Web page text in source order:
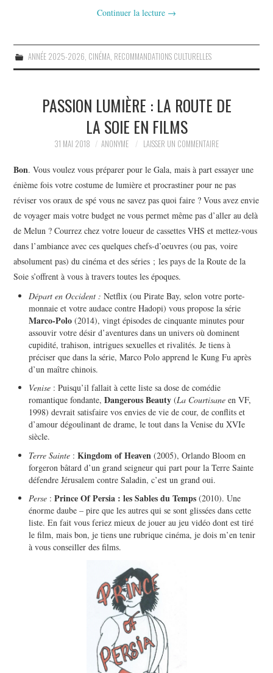
Continuer la lecture →
ANNÉE 2025-2026, CINÉMA, RECOMMANDATIONS CULTURELLES
PASSION LUMIÈRE : LA ROUTE DE
LA SOIE EN FILMS
31 MAI 2018 ANONYME LAISSER UN COMMENTAIRE
Bon. Vous voulez vous préparer pour le Gala, mais à part essayer une
énième fois votre costume de lumière et procrastiner pour ne pas
réviser vos oraux de spé vous ne savez pas quoi faire ? Vous avez envie
de voyager mais votre budget ne vous permet même pas d’aller au delà
de Melun ? Courrez chez votre loueur de cassettes VHS et mettez-vous
dans l’ambiance avec ces quelques chefs-d’oeuvres (ou pas, voire
absolument pas) du cinéma et des séries ; les pays de la Route de la
Soie s’offrent à vous à travers toutes les époques.
Départ en Occident : Netflix (ou Pirate Bay, selon votre porte-
monnaie et votre audace contre Hadopi) vous propose la série
Marco-Polo (2014), vingt épisodes de cinquante minutes pour
assouvir votre désir d’aventures dans un univers où dominent
cupidité, trahison, intrigues sexuelles et rivalités. Je tiens à
préciser que dans la série, Marco Polo apprend le Kung Fu après
d’un maître chinois.
Venise : Puisqu’il fallait à cette liste sa dose de comédie
romantique fondante,Dangerous Beauty(La Courtisane en VF,
1998) devrait satisfaire vos envies de vie de cour, de conflits et
d’amour dégoulinant de drame, le tout dans la Venise du XVIe
siècle.
Terre Sainte :Kingdom of Heaven (2005), Orlando Bloom en
forgeron bâtard d’un grand seigneur qui part pour la Terre Sainte
défendre Jérusalem contre Saladin, c’est un grand oui.
Perse :Prince Of Persia : les Sables du Temps(2010). Une
énorme daube – pire que les autres qui se sont glissées dans cette
liste. En fait vous feriez mieux de jouer au jeu vidéo dont est tiré
le film, mais bon, je tiens une rubrique cinéma, je dois m’en tenir
à vous conseiller des films.